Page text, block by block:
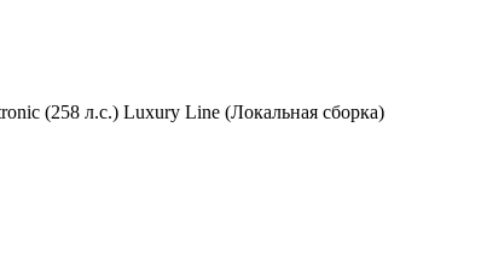
(258 л.с.) Luxury Line (Локальная сборка)